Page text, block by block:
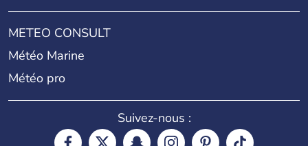
METEO CONSULT
Météo Marine
Météo pro
Suivez-nous :